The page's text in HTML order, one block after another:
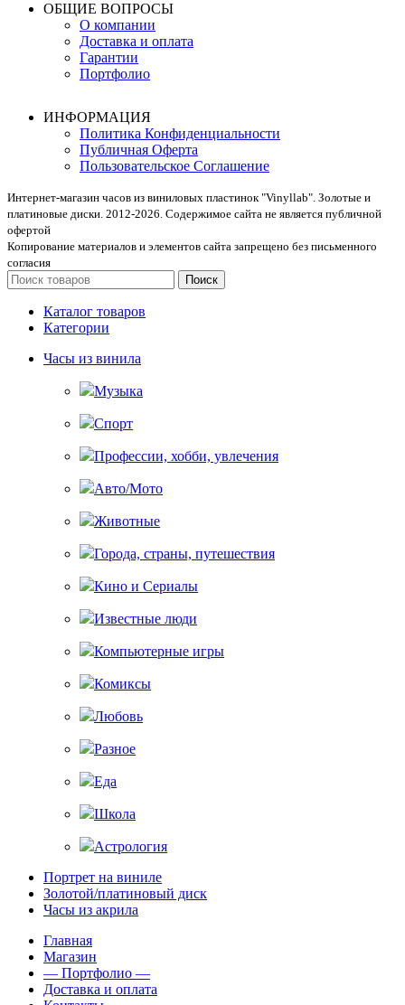
ОБЩИЕ ВОПРОСЫ
О компании
Доставка и оплата
Гарантии
Портфолио
ИНФОРМАЦИЯ
Политика Конфиденциальности
Публичная Оферта
Пользовательское Соглашение
Интернет-магазин часов из виниловых пластинок "Vinyllab". Золотые и
платиновые диски. 2012-2026. Содержимое сайта не является публичной
офертой
Копирование материалов и элементов сайта запрещено без письменного
согласия
Поиск
Каталог товаров
Категории
Часы из винила
Музыка
Спорт
Профессии, хобби, увлечения
Авто/Мото
Животные
Города, страны, путешествия
Кино и Сериалы
Известные люди
Компьютерные игры
Комиксы
Любовь
Разное
Еда
Школа
Астрология
Портрет на виниле
Золотой/платиновый диск
Часы из акрила
Главная
Магазин
— Портфолио —
Доставка и оплата